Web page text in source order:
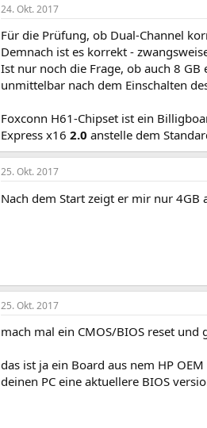
24. Okt. 2017
Für die Prüfung, ob Dual-Channel
Demnach ist es korrekt -
Ist nur noch die Frage, ob auch 8
unmittelbar nach dem Einschalten
Foxconn H61-Chipset ist ein
Express x16 2.0 anstelle dem
25. Okt. 2017
Nach dem Start zeigt er mir nur 4GB
25. Okt. 2017
mach mal ein CMOS/BIOS reset
das ist ja ein Board aus nem HP
deinen PC eine aktuellere BIOS